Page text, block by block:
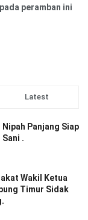
peramban ini
Latest
Panjang Siap
.
Wakil Ketua
Timur Sidak